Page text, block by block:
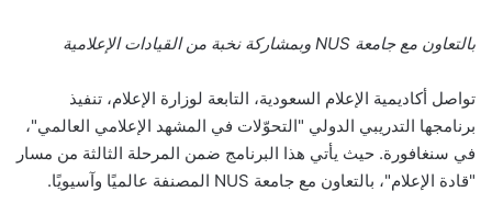
بالتعاون مع جامعة NUS وبمشاركة نخبة من القيادات الإعلامية
تواصل أكاديمية الإعلام السعودية، التابعة لوزارة الإعلام، تنفيذ
برنامجها التدريبي الدولي "التحوّلات في المشهد الإعلامي العالمي"،
في سنغافورة. حيث يأتي هذا البرنامج ضمن المرحلة الثالثة من مسار
"قادة الإعلام"، بالتعاون مع جامعة NUS المصنفة عالميًا وآسيويًا.